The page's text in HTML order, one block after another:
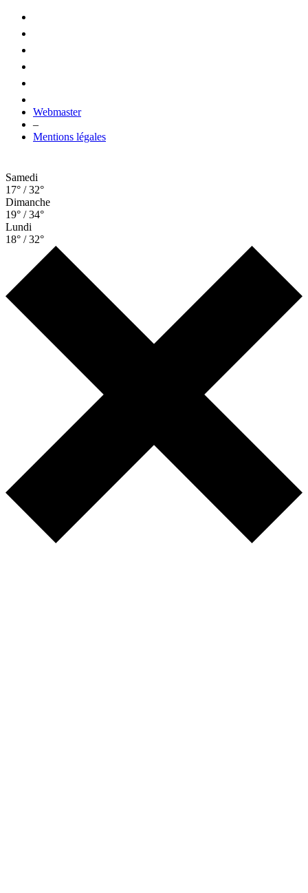
Webmaster
–
Mentions légales
Samedi
17° / 32°
Dimanche
19° / 34°
Lundi
18° / 32°